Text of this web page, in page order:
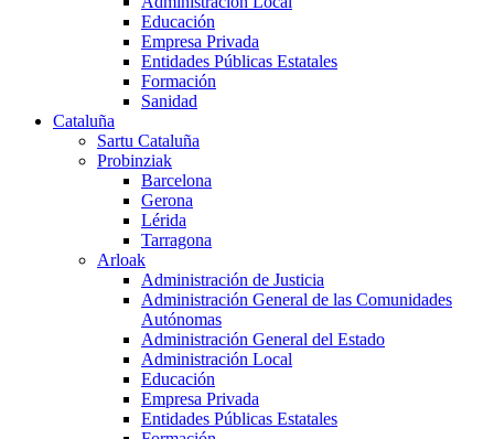
Educación
Empresa Privada
Entidades Públicas Estatales
Formación
Sanidad
Cataluña
Sartu Cataluña
Probinziak
Barcelona
Gerona
Lérida
Tarragona
Arloak
Administración de Justicia
Administración General de las Comunidades
Autónomas
Administración General del Estado
Administración Local
Educación
Empresa Privada
Entidades Públicas Estatales